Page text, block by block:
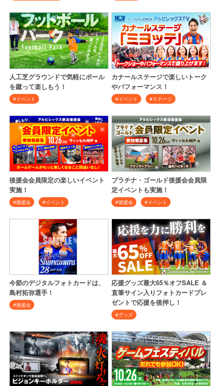
人工芝グラウンドで気軽にボール
を蹴って楽しもう！
#イベント
カナールステージで楽しいトーク
やパフォーマンス！
#イベント #ステージ
後援会会員限定の楽しいイベント
実施！
#後援会 #イベント
プラチナ・ゴールド後援会会員限
定イベントも実施！
#後援会 #イベント
今節のデジタルフォトカードは、
島村拓弥選手！
#後援会
応援グッズ最大65％オフSALE ＆
直筆サイン入りフォトカードプレ
ゼントで応援を後押し！
#グッズ